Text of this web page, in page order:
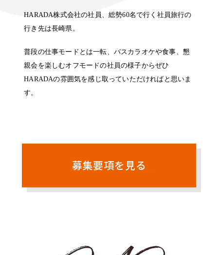
HARADA株式会社の社員、総勢60名で行く社員旅行の
行き先は長崎県。
普段の仕事モードとは一転、バスカラオケや食事、懇
親会を楽しむオフモードの社員の様子からぜひ
HARADAの雰囲気を感じ取っていただければと思いま
す。
募集要項を見る